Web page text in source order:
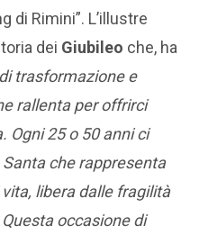
di Rimini”. L’illustre
dei Giubileo che, ha
trasformazione e
rallenta per offrirci
Ogni 25 o 50 anni ci
che rappresenta
libera dalle fragilità
occasione di